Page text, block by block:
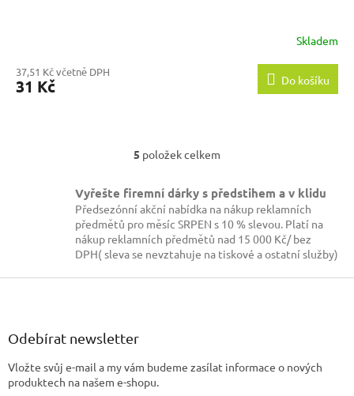
Skladem
37,51 Kč včetně DPH
31 Kč Do košíku
O
l
á
d
a
c
p
ý
5 položek celkem
Vyřešte firemní dárky s předstihem a v klidu
Předsezónní akční nabídka na nákup reklamních
předmětů pro měsíc SRPEN s 10 % slevou. Platí na
nákup reklamních předmětů nad 15 000 Kč/ bez
DPH( sleva se nevztahuje na tiskové a ostatní služby)
Z
Odebírat newsletter
Vložte svůj e-mail a my vám budeme zasílat informace o nových
produktech na našem e-shopu.